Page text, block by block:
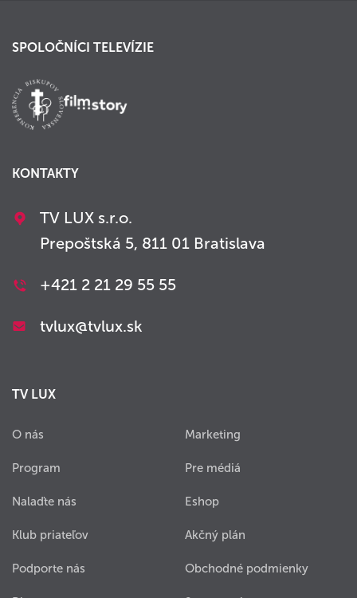
SPOLOČNÍCI TELEVÍZIE
KONTAKTY
TV LUX s.r.o.
Prepoštská 5, 811 01 Bratislava
+421 2 21 29 55 55
tvlux@tvlux.sk
TV LUX
O nás
Program
Nalaďte nás
Klub priateľov
Podporte nás
Marketing
Pre médiá
Eshop
Akčný plán
Obchodné podmienky